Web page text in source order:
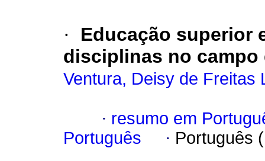
·
Educação superior
disciplinas no
Ventura, Deisy de Freitas
· resumo em
Português
· Português